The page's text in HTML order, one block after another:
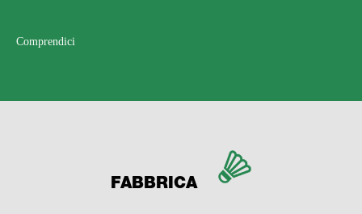
Comprendici
FABBRICA